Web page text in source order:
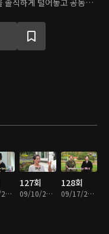
솔직하게 털어놓고 공동체
09/03/2023 • 1시간 8분
127회
09/10/2023 • 1시간 8분
128회
09/17/2023 • 1시간 8분